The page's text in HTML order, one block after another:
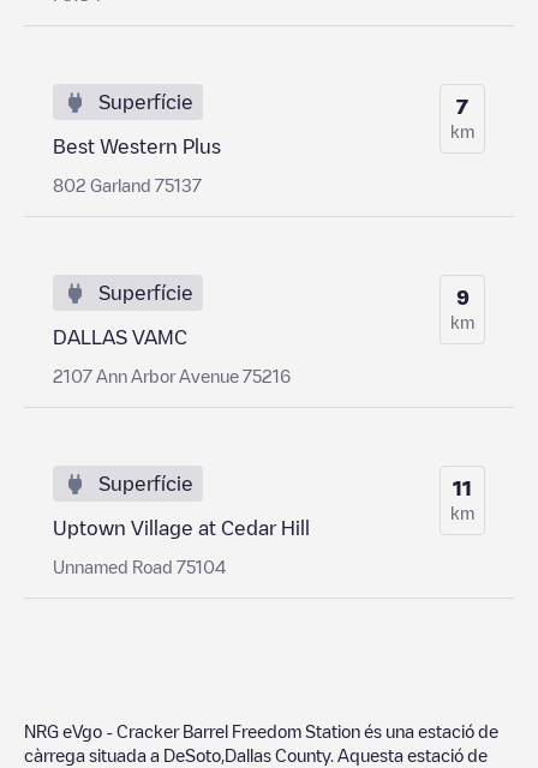
Superfície
Best Western Plus
802 Garland 75137
7
km
Superfície
DALLAS VAMC
2107 Ann Arbor Avenue 75216
9
km
Superfície
Uptown Village at Cedar Hill
Unnamed Road 75104
11
km
NRG eVgo - Cracker Barrel Freedom Station és una estació de
càrrega situada a DeSoto Dallas County. Aquesta estació de